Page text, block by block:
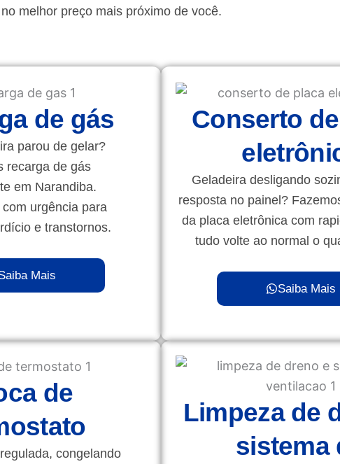
melhor preço mais próximo de você.
de gás
parou de gelar?
recarga de gás
em Narandiba.
urgência para
e transtornos.
Mais
Conserto
Geladeira desligando
resposta no painel?
da placa eletrônica com
tudo volte ao normal o
Saiba Mais
de
congelando
Limpeza de
sistema